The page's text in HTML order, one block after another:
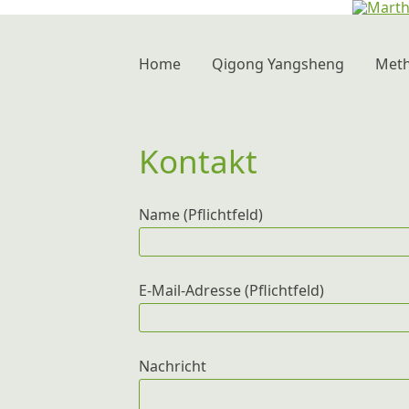
Martha Bank – Qigong Yangsheng Köln
seit 1992 Kursleiterin für Qigong
Home Qigong Yangsheng
Kontakt
Name (Pflichtfeld)
E-Mail-Adresse (Pflichtfeld)
Nachricht